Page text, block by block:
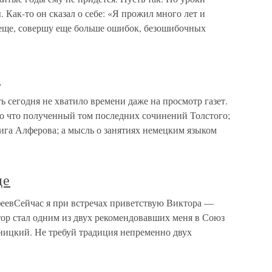
Как-то он сказал о себе: «Я прожил много лет и
совершу еще больше ошибок, безошибочных
сегодня не хватило времени даже на просмотр газет.
что полученный том последних сочинений Толстого;
Алферова; а мысль о занятиях немецким языком
я при встречах приветствую Виктора —
стал одним из двух рекомендовавших меня в Союз
Не требуй традиция непременно двух